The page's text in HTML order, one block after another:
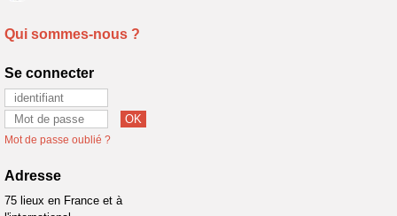
Qui sommes-nous ?
Se connecter
Mot de passe oublié ?
Adresse
75 lieux en France et à